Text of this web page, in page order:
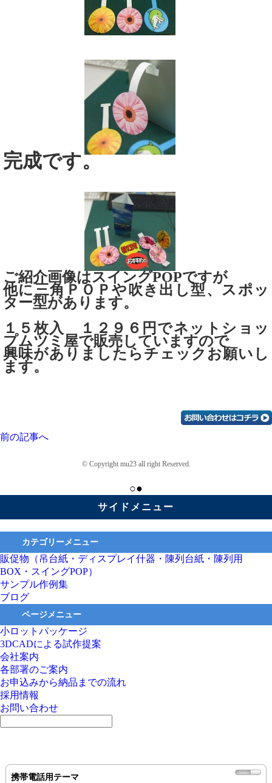
完成です。
ご紹介画像はスイングPOPですが
他に三角ＰＯＰや吹き出し型、スポッ
ター型があります。
１５枚入 １２９６円でネットショッ
プムツミ屋で販売していますので
興味がありましたらチェックお願いし
ます。
前の記事へ
© Copyright mu23 all right Reserved.
○●
サイドメニュー
カテゴリーメニュー
販促物（吊台紙・ディスプレイ什器・陳列台紙・陳列用
BOX・スイングPOP）
サンプル作例集
ブログ
ページメニュー
小ロットパッケージ
3DCADによる試作提案
会社案内
各部署のご案内
お申込みから納品までの流れ
採用情報
お問い合わせ
携帯電話用テーマ